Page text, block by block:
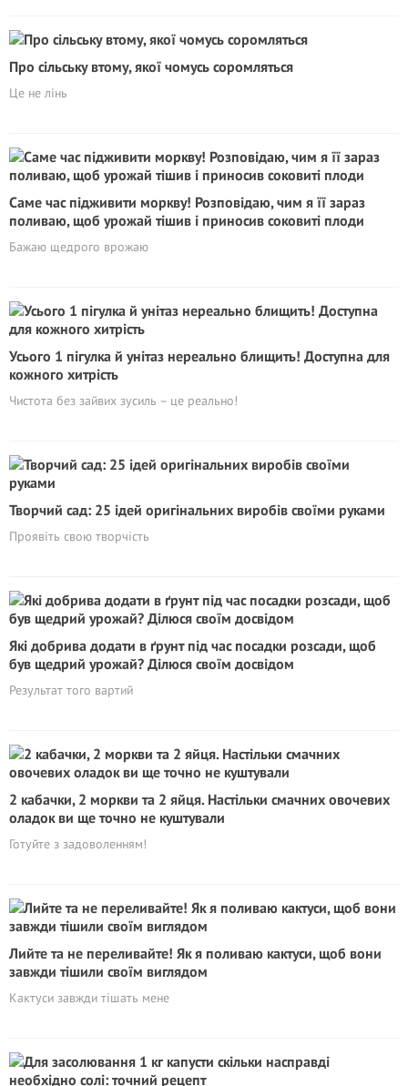
Про сільську втому, якої чомусь соромляться
Це не лінь
Саме час підживити моркву! Розповідаю, чим я її зараз
поливаю, щоб урожай тішив і приносив соковиті плоди
Бажаю щедрого врожаю
Усього 1 пігулка й унітаз нереально блищить! Доступна для
кожного хитрість
Чистота без зайвих зусиль – це реально!
Творчий сад: 25 ідей оригінальних виробів своїми руками
Проявіть свою творчість
Які добрива додати в ґрунт під час посадки розсади, щоб
був щедрий урожай? Ділюся своїм досвідом
Результат того вартий
2 кабачки, 2 моркви та 2 яйця. Настільки смачних овочевих
оладок ви ще точно не куштували
Готуйте з задоволенням!
Лийте та не переливайте! Як я поливаю кактуси, щоб вони
завжди тішили своїм виглядом
Кактуси завжди тішать мене